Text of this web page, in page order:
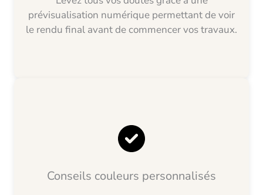
prévisualisation numérique permettant de voir
le rendu final avant de commencer vos travaux.
Conseils couleurs personnalisés